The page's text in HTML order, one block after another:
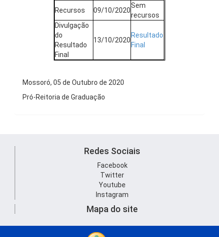
Recursos
09/10/2020
Sem
recursos
Divulgação
do
Resultado
Final
13/10/2020
Resultado
Final
Mossoró, 05 de Outubro de 2020
Pró-Reitoria de Graduação
Redes Sociais
Facebook
Twitter
Youtube
Instagram
Mapa do site